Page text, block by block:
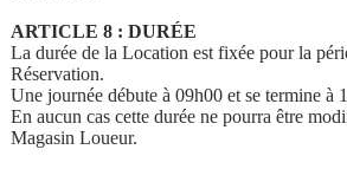
ARTICLE 8 : DURÉE
La durée de la Location est fixée pour la
Réservation.
Une journée débute à 09h00 et se termine à
En aucun cas cette durée ne pourra être
Magasin Loueur.